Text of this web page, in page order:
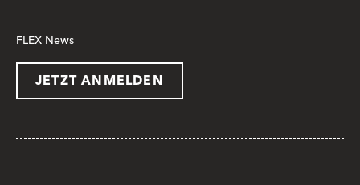
FLEX News
JETZT ANMELDEN